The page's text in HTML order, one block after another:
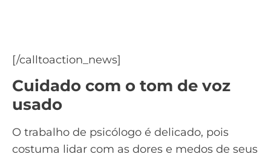
[/calltoaction_news]
Cuidado com o tom de voz
usado
O trabalho de psicólogo é delicado, pois
costuma lidar com as dores e medos de seus